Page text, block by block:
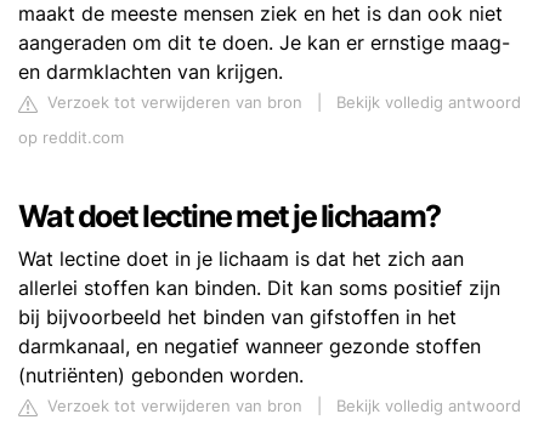
maakt de meeste mensen ziek en het is dan ook niet
aangeraden om dit te doen. Je kan er ernstige maag-
en darmklachten van krijgen.
Verzoek tot verwijderen van bron
Bekijk volledig antwoord
op reddit.com
Wat doet lectine met je lichaam?
Wat lectine doet in je lichaam is dat het zich aan
allerlei stoffen kan binden. Dit kan soms positief zijn
bij bijvoorbeeld het binden van gifstoffen in het
darmkanaal, en negatief wanneer gezonde stoffen
(nutriënten) gebonden worden.
Verzoek tot verwijderen van bron
Bekijk volledig antwoord